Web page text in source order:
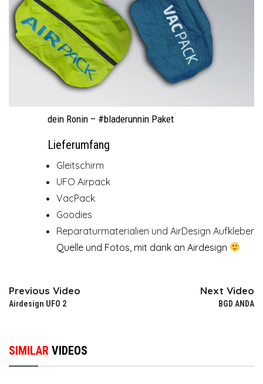
dein Ronin – #bladerunnin Paket
Lieferumfang
Gleitschirm
UFO Airpack
VacPack
Goodies
Reparaturmaterialien und AirDesign Aufkleber
Quelle und Fotos, mit dank an Airdesign
Previous Video
Airdesign UFO 2
Next Video
BGD ANDA
SIMILAR VIDEOS